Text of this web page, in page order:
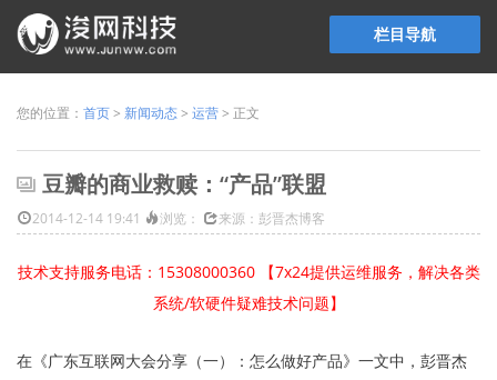
栏目导航
您的位置： 首页> 新闻动态> 运营> 正文
豆瓣的商业救赎：“产品”联盟
2014-12-14 19:41 浏览： 来源：彭晋杰博客
技术支持服务电话：15308000360 【7x24提供运维服务，解决各类
系统/软硬件疑难技术问题】
在《广东互联网大会分享（一）：怎么做好产品》一文中，彭晋杰